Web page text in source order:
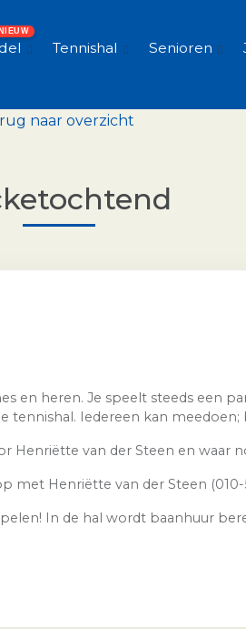
Tennishal Senioren
naar overzicht
en heren. Je speelt steeds een
Iedereen kan meedoen;
van der Steen en waar
met Henriëtte van der Steen (010-
In de hal wordt baanhuur